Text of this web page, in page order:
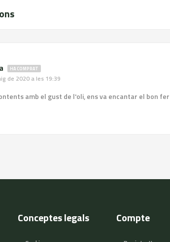
HA COMPRAT
de 2020 a les 19:39
amb el gust de l'oli, ens va encantar el bon
Conceptes legals Compte